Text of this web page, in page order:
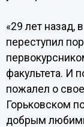
«29 лет назад,
переступил
факультета. И
пожалел о
Горьковском
добрым